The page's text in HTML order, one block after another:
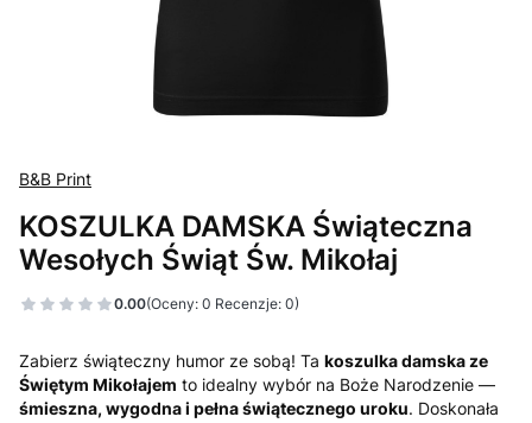
B&B Print
KOSZULKA DAMSKA Świąteczna
Wesołych Świąt Św. Mikołaj
0.00(Oceny: 0 Recenzje: 0)
Zabierz świąteczny humor ze sobą! Ta koszulka damska ze
Świętym Mikołajem to idealny wybór na Boże Narodzenie —
śmieszna, wygodna i pełna świątecznego uroku. Doskonała